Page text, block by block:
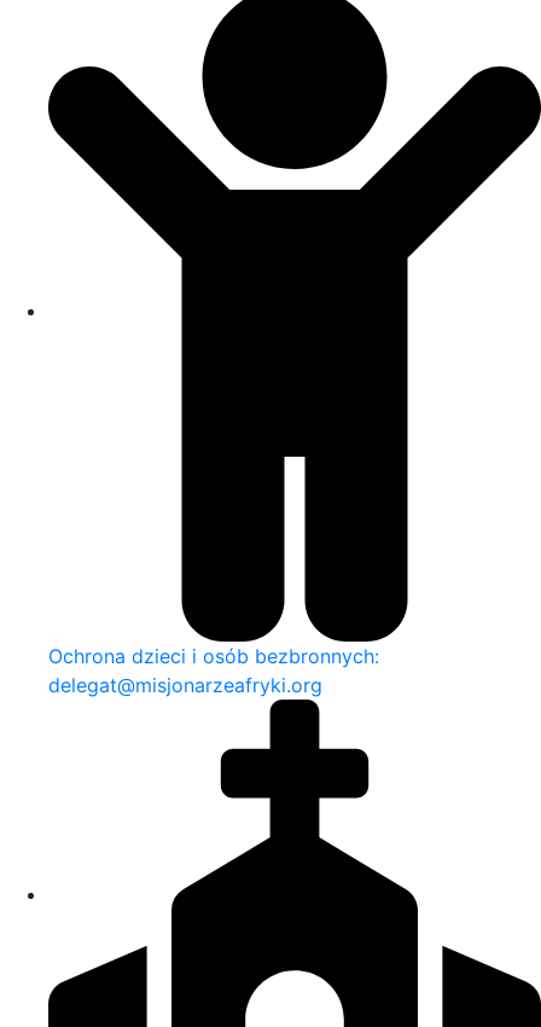
Ochrona dzieci i osób bezbronnych:
delegat@misjonarzeafryki.org